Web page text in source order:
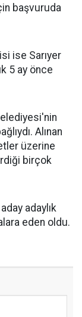
başvuruda
ise Sarıyer
5 ay önce
Alınan
üzerine
birçok
adaylık
eden oldu.